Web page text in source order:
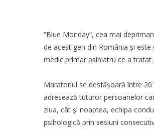
”Blue Monday”, cea mai
de acest gen din România și
medic primar psihiatru ce a
Maratonul se desfășoară între
adresează tuturor persoanelor
ziua, cât și noaptea, echipa
psihologică prin sesiuni